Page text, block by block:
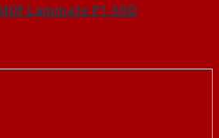
Laminate P1-SGD